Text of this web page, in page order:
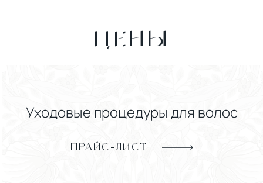
ЦЕНЫ
Уходовые процедуры для волос
ПРАЙС-ЛИСТ